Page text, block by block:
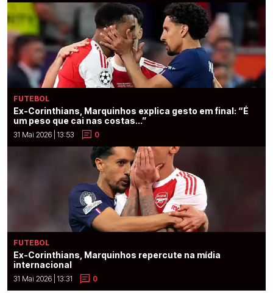
FUTEBOL
Ex-Corinthians, Marquinhos explica gesto em final: “É
um peso que cai nas costas...”
31 Mai 2026 | 13:53 0
FUTEBOL
Ex-Corinthians, Marquinhos repercute na mídia
internacional
31 Mai 2026 | 13:31 0